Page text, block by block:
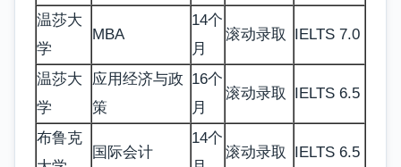
温莎大
学
MBA
14个
月
滚动录取 IELTS 7.0
温莎大
学
应用经济与政
策
16个
月
滚动录取 IELTS 6.5
布鲁克
国际会计
14个
滚动录取 IELTS 6.5